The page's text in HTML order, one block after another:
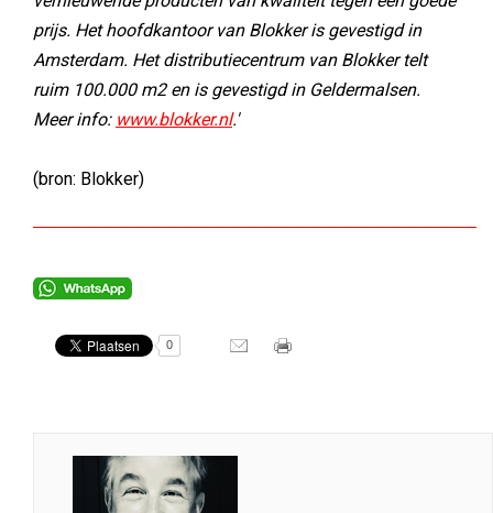
prijs. Het hoofdkantoor van Blokker is gevestigd in
Amsterdam. Het distributiecentrum van Blokker telt
ruim 100.000 m2 en is gevestigd in Geldermalsen.
Meer info: www.blokker.nl.'
(bron: Blokker)
0